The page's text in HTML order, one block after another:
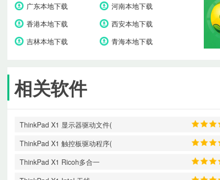
广东本地下载
河南本地下载
香港本地下载
西安本地下载
吉林本地下载
青海本地下载
相关软件
ThinkPad X1 显示器驱动文件(
ThinkPad X1 触控板驱动程序(
ThinkPad X1 Ricoh多合一